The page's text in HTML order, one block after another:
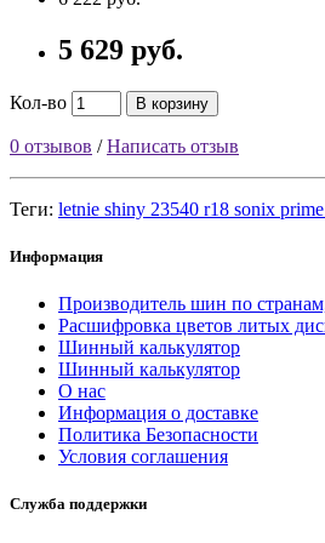
5 629 руб.
Кол-во В корзину
0 отзывов /Написать отзыв
Теги: letnie shiny 23540 r18 sonix
Информация
Производитель шин по
Расшифровка цветов литых
Шинный калькулятор
Шинный калькулятор
О нас
Информация о доставке
Политика Безопасности
Условия соглашения
Служба поддержки